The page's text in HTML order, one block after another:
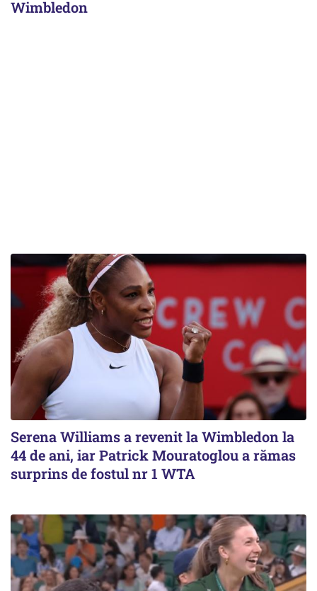
Wimbledon
Serena Williams a revenit la Wimbledon la
44 de ani, iar Patrick Mouratoglou a rămas
surprins de fostul nr 1 WTA